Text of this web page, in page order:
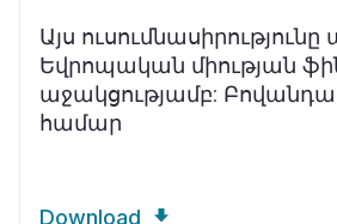
Այս
Եվրոպական միության
աջակցությամբ:
համար
Download